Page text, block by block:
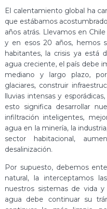
El calentamiento global ha
que estábamos
años atrás. Llevamos en
y en esos 20 años, hemos
habitantes, la crisis ya está
agua creciente, el país debe
mediano y largo plazo,
glaciares, construir
lluvias intensas y
esto significa desarrollar
infiltración inteligentes,
agua en la minería, la
sector habitacional,
desalinización.
Por supuesto, debemos
natural, la interceptamos
nuestros sistemas de vida
agua debe continuar su